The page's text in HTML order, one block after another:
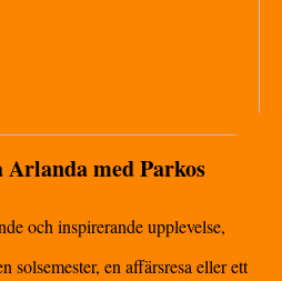
med Parkos
och inspirerande upplevelse,
solsemester, en affärsresa eller ett